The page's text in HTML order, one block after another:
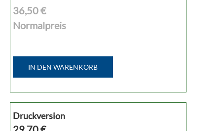
36,50 €
Normalpreis
IN DEN WARENKORB
Druckversion